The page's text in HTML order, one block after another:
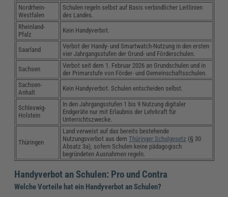
Nordrhein-
Westfalen
Schulen regeln selbst auf Basis verbindlicher Leitlinien
des Landes.
Rheinland-
Pfalz
Kein Handyverbot.
Saarland
Verbot der Handy- und Smartwatch-Nutzung in den ersten
vier Jahrgangsstufen der Grund- und Förderschulen.
Sachsen
Verbot seit dem 1. Februar 2026 an Grundschulen und in
der Primarstufe von Förder- und Gemeinschaftsschulen.
Sachsen-
Anhalt
Kein Handyverbot. Schulen entscheiden selbst.
Schleswig-
Holstein
In den Jahrgangsstufen 1 bis 9 Nutzung digitaler
Endgeräte nur mit Erlaubnis der Lehrkraft für
Unterrichtszwecke.
Thüringen
Land verweist auf das bereits bestehende
Nutzungsverbot aus demThüringer Schulgesetz (§ 30
Absatz 3a), sofern Schulen keine pädagogisch
begründeten Ausnahmen regeln.
Handyverbot an Schulen: Pro und Contra
Welche Vorteile hat ein Handyverbot an Schulen?